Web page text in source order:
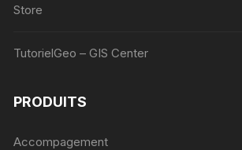
Store
TutorielGeo – GIS Center
PRODUITS
Accompagement